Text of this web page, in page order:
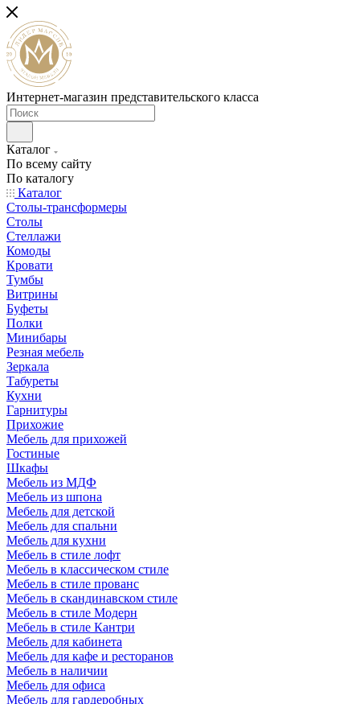
Интернет-магазин представительского класса
Каталог
По всему сайту
По каталогу
Каталог
Столы-трансформеры
Столы
Стеллажи
Комоды
Кровати
Тумбы
Витрины
Буфеты
Полки
Минибары
Резная мебель
Зеркала
Табуреты
Кухни
Гарнитуры
Прихожие
Мебель для прихожей
Гостиные
Шкафы
Мебель из МДФ
Мебель из шпона
Мебель для детской
Мебель для спальни
Мебель для кухни
Мебель в стиле лофт
Мебель в классическом стиле
Мебель в стиле прованс
Мебель в скандинавском стиле
Мебель в стиле Модерн
Мебель в стиле Кантри
Мебель для кабинета
Мебель для кафе и ресторанов
Мебель в наличии
Мебель для офиса
Мебель для гардеробных